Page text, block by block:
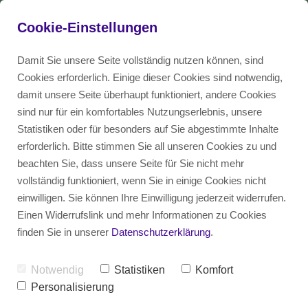
Anwendungsfälle
Beratung
Blog
Diversity Glossar
EN
DE
Investor & Beirat
Top Skills
Leadership
Unternehmensstrategie & Business
Development
Programm-Management
IT-Management & Transformation
Cookie-Einstellungen
Damit Sie unsere Seite vollständig nutzen können, sind
Cookies erforderlich. Einige dieser Cookies sind notwendig,
damit unsere Seite überhaupt funktioniert, andere Cookies
sind nur für ein komfortables Nutzungserlebnis, unsere
Statistiken oder für besonders auf Sie abgestimmte Inhalte
erforderlich. Bitte stimmen Sie all unseren Cookies zu und
beachten Sie, dass unsere Seite für Sie nicht mehr
vollständig funktioniert, wenn Sie in einige Cookies nicht
einwilligen. Sie können Ihre Einwilligung jederzeit widerrufen.
Einen Widerrufslink und mehr Informationen zu Cookies
finden Sie in unserer Datenschutzerklärung.
Notwendig Statistiken
Komfort
Personalisierung